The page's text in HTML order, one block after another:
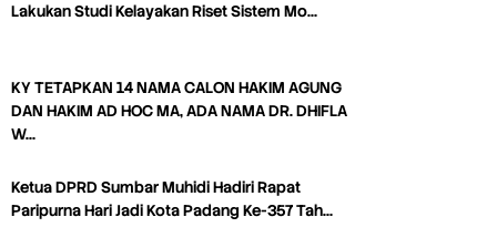
Lakukan Studi Kelayakan Riset Sistem Mo…
KY TETAPKAN 14 NAMA CALON HAKIM AGUNG
DAN HAKIM AD HOC MA, ADA NAMA DR. DHIFLA
W…
Ketua DPRD Sumbar Muhidi Hadiri Rapat
Paripurna Hari Jadi Kota Padang Ke-357 Tah…